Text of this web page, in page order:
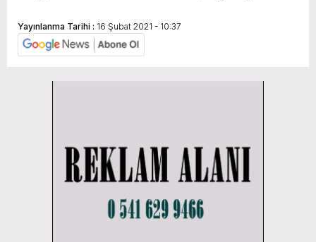
Yayınlanma Tarihi : 16 Şubat 2021 - 10:37